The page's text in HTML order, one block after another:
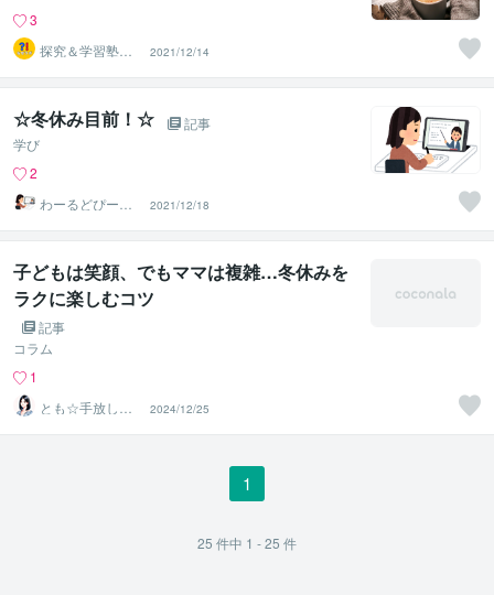
3
探究＆学習塾｜
なぜラボ
2021/12/14
☆冬休み目前！☆
記事
学び
2
わーるどぴーす
ふぉーえばー
2021/12/18
子どもは笑顔、でもママは複雑…冬休みを
ラクに楽しむコツ
記事
コラム
1
とも☆手放し子
育てでガミガミ
卒業！
2024/12/25
1
25 件中 1 - 25 件